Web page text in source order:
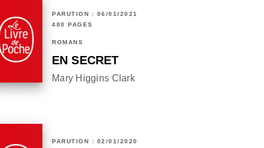
PARUTION : 06/01/2021
480 PAGES
ROMANS
EN SECRET
Mary Higgins Clark
PARUTION : 02/01/2020